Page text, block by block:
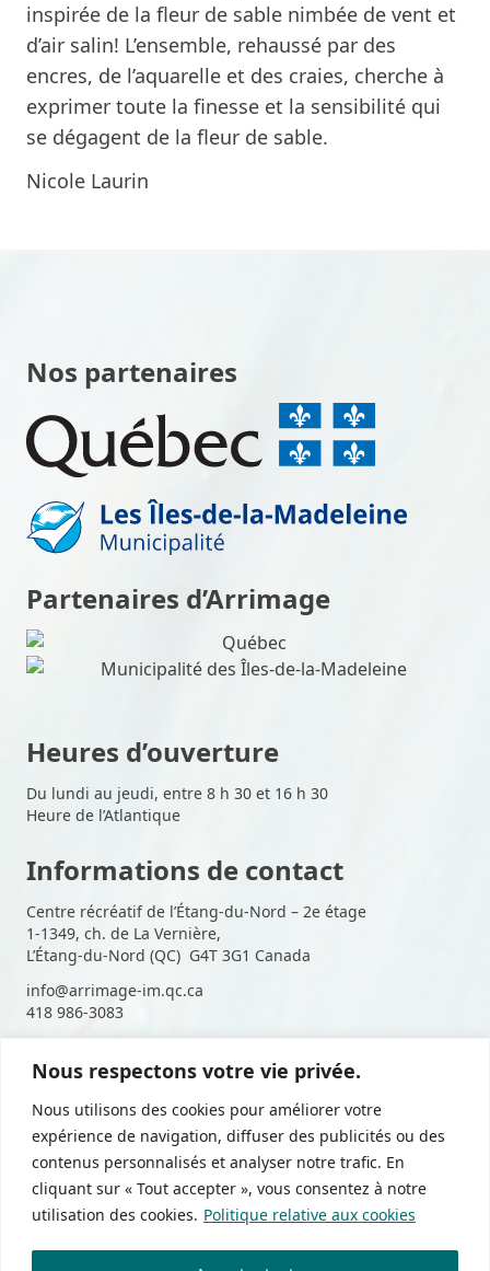
Nous respectons votre vie privée.
Nous utilisons des cookies pour améliorer votre
expérience de navigation, diffuser des publicités ou des
contenus personnalisés et analyser notre trafic. En
cliquant sur « Tout accepter », vous consentez à notre
utilisation des cookies. Politique relative aux cookies
inspirée de la fleur de sable nimbée de vent et
d’air salin! L’ensemble, rehaussé par des
encres, de l’aquarelle et des craies, cherche à
exprimer toute la finesse et la sensibilité qui
se dégagent de la fleur de sable.
Nicole Laurin
Nos partenaires
Partenaires d’Arrimage
Heures d’ouverture
Du lundi au jeudi, entre 8 h 30 et 16 h 30
Heure de l’Atlantique
Informations de contact
Centre récréatif de l’Étang-du-Nord – 2e étage
1-1349, ch. de La Vernière,
L’Étang-du-Nord (QC) G4T 3G1 Canada
info@arrimage-im.qc.ca
418 986-3083
Suivez-nous sur les médias
sociaux
Politique de confidentialité